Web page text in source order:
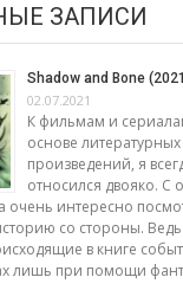
ЗАПИСИ
Shadow and Bone
02.07.2021
К фильмам и
основе литературных
произведений, я
относился двояко. С
очень интересно
со стороны.
в книге
лишь при помощи